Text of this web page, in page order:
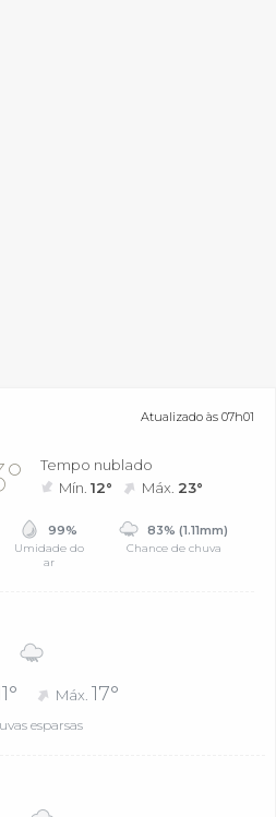
Atualizado às 07h01
Tempo nublado
Mín.12° Máx. 23°
99%
Umidade do
ar
83% (1.11mm)
Chance de chuva
Máx. 17°
esparsas